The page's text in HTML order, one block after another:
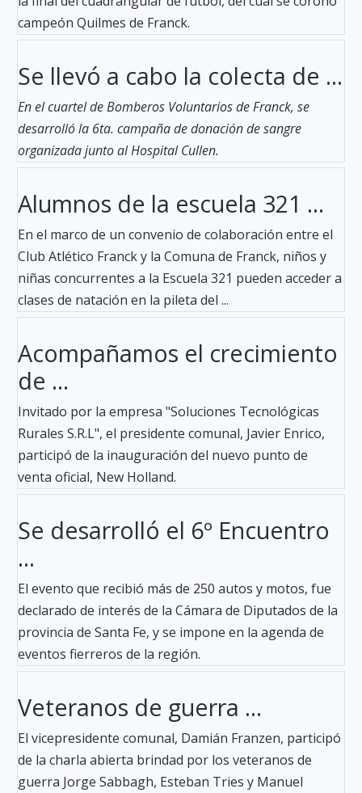
campeón Quilmes de Franck.
Se llevó a cabo la colecta de ...
En el cuartel de Bomberos Voluntarios de Franck, se
desarrolló la 6ta. campaña de donación de sangre
organizada junto al Hospital Cullen.
Alumnos de la escuela 321 ...
En el marco de un convenio de colaboración entre el
Club Atlético Franck y la Comuna de Franck, niños y
niñas concurrentes a la Escuela 321 pueden acceder a
clases de natación en la pileta del ...
Acompañamos el crecimiento
de ...
Invitado por la empresa "Soluciones Tecnológicas
Rurales S.R.L", el presidente comunal, Javier Enrico,
participó de la inauguración del nuevo punto de
venta oficial, New Holland.
Se desarrolló el 6º Encuentro
...
El evento que recibió más de 250 autos y motos, fue
declarado de interés de la Cámara de Diputados de la
provincia de Santa Fe, y se impone en la agenda de
eventos fierreros de la región.
Veteranos de guerra ...
El vicepresidente comunal, Damián Franzen, participó
de la charla abierta brindad por los veteranos de
guerra Jorge Sabbagh, Esteban Tries y Manuel